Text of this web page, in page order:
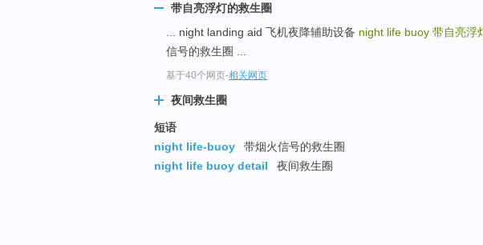
带自亮浮灯的救生圈
... night landing aid 飞机夜降辅助设备 night life buoy 带自亮浮
信号的救生圈 ...
基于40个网页-相关网页
夜间救生圈
短语
night life-buoy
带烟火信号的救生圈
night life buoy detail
夜间救生圈